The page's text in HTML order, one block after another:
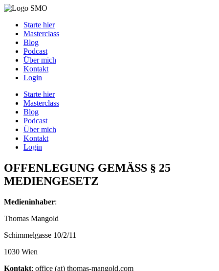
Starte hier
Masterclass
Blog
Podcast
Über mich
Kontakt
Login
Starte hier
Masterclass
Blog
Podcast
Über mich
Kontakt
Login
OFFENLEGUNG GEMÄSS § 25
MEDIENGESETZ
Medieninhaber:
Thomas Mangold
Schimmelgasse 10/2/11
1030 Wien
Kontakt: office (at) thomas-mangold.com